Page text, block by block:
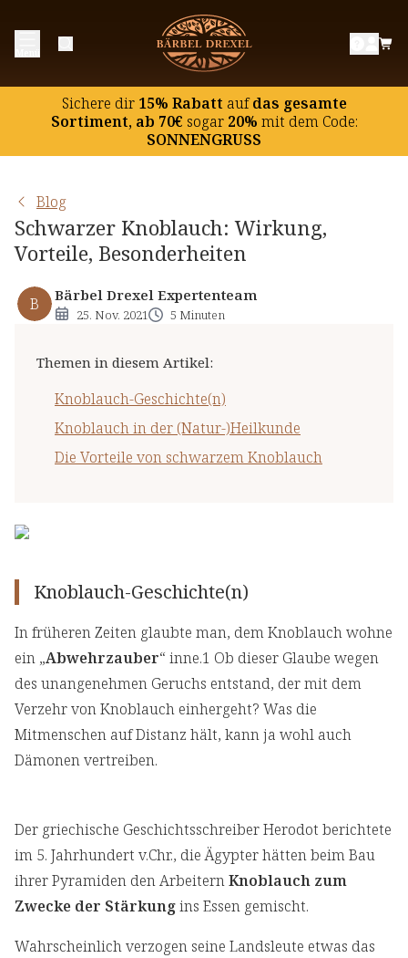
Sichere dir15% Rabatt aufdas gesamte
Sortiment, ab 70€ sogar20% mit dem Code:
SONNENGRUSS
Blog
Schwarzer Knoblauch: Wirkung,
Vorteile, Besonderheiten
B Bärbel Drexel Expertenteam
25. Nov. 2021 5 Minuten
Themen in diesem Artikel:
Knoblauch-Geschichte(n)
Knoblauch in der (Natur-)Heilkunde
Die Vorteile von schwarzem Knoblauch
Knoblauch-Geschichte(n)
Knoblauch in der (Natur-)Heilkunde
Die Vorteile von schwarzem Knoblauch
Knoblauch-Geschichte(n)
In früheren Zeiten glaubte man, dem Knoblauch wohne
ein „Abwehrzauber“ inne.1 Ob dieser Glaube wegen
des unangenehmen Geruchs entstand, der mit dem
Verzehr von Knoblauch einhergeht? Was die
Mitmenschen auf Distanz hält, kann ja wohl auch
Dämonen vertreiben.
Der griechische Geschichtsschreiber Herodot berichtete
im 5. Jahrhundert v.Chr., die Ägypter hätten beim Bau
ihrer Pyramiden den ArbeiternKnoblauch zum
Zwecke der Stärkungins Essen gemischt.
Wahrscheinlich verzogen seine Landsleute etwas das